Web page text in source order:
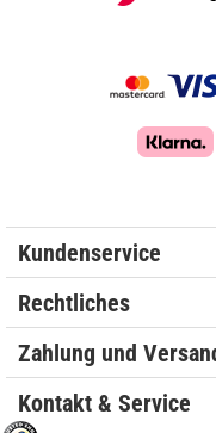
Kundenservice
Rechtliches
Zahlung und
Kontakt & Service